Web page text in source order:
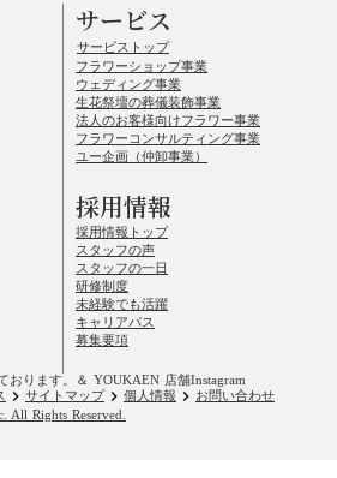
サービス
サービストップ
フラワーショップ事業
ウェディング事業
生花祭壇の葬儀装飾事業
法人のお客様向けフラワー事業
フラワーコンサルティング事業
ユー企画（仲卸事業）
採用情報
採用情報トップ
スタッフの声
スタッフの一日
研修制度
未経験でも活躍
キャリアパス
募集要項
おります。 ＆ YOUKAEN 店舗Instagram
keyboard_arrow_right サイトマップkeyboard_arrow_right 個人情報 keyboard_arrow_right お問い合わせ
Rights Reserved.